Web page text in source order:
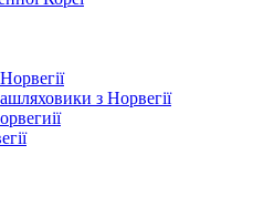
з Норвегії